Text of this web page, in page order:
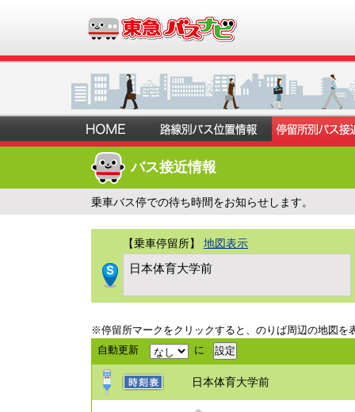
バス接近情報
乗車バス停での待ち時間をお知らせします。
【乗車停留所】 地図表示
日本体育大学前
※停留所マークをクリックすると、のりば周辺の地図を
自動更新
に
日本体育大学前